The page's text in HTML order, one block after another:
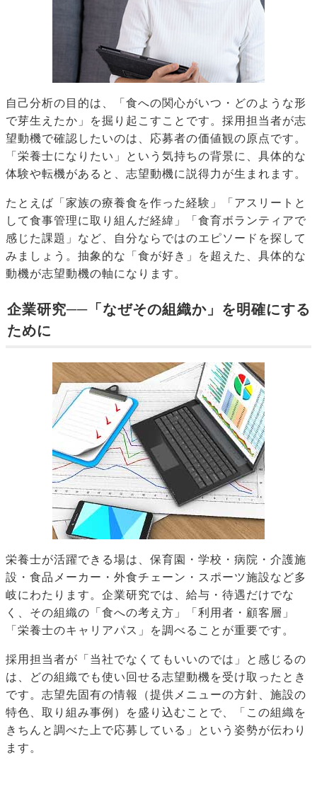
自己分析の目的は、「食への関心がいつ・どのような形
で芽生えたか」を掘り起こすことです。採用担当者が志
望動機で確認したいのは、応募者の価値観の原点です。
「栄養士になりたい」という気持ちの背景に、具体的な
体験や転機があると、志望動機に説得力が生まれます。
たとえば「家族の療養食を作った経験」「アスリートと
して食事管理に取り組んだ経緯」「食育ボランティアで
感じた課題」など、自分ならではのエピソードを探して
みましょう。抽象的な「食が好き」を超えた、具体的な
動機が志望動機の軸になります。
企業研究──「なぜその組織か」を明確にする
ために
栄養士が活躍できる場は、保育園・学校・病院・介護施
設・食品メーカー・外食チェーン・スポーツ施設など多
岐にわたります。企業研究では、給与・待遇だけでな
く、その組織の「食への考え方」「利用者・顧客層」
「栄養士のキャリアパス」を調べることが重要です。
採用担当者が「当社でなくてもいいのでは」と感じるの
は、どの組織でも使い回せる志望動機を受け取ったとき
です。志望先固有の情報（提供メニューの方針、施設の
特色、取り組み事例）を盛り込むことで、「この組織を
きちんと調べた上で応募している」という姿勢が伝わり
ます。